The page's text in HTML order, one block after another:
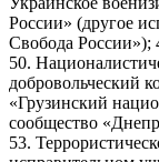
России» (другое
Свобода России»);
50.
добровольческий
«Грузинский
сообщество
53.